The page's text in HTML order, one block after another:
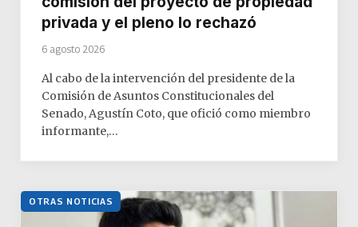
privada y el pleno lo rechazó
6 agosto 2026
Al cabo de la intervención del presidente de la
Comisión de Asuntos Constitucionales del
Senado, Agustín Coto, que ofició como miembro
informante,…
OTRAS NOTICIAS